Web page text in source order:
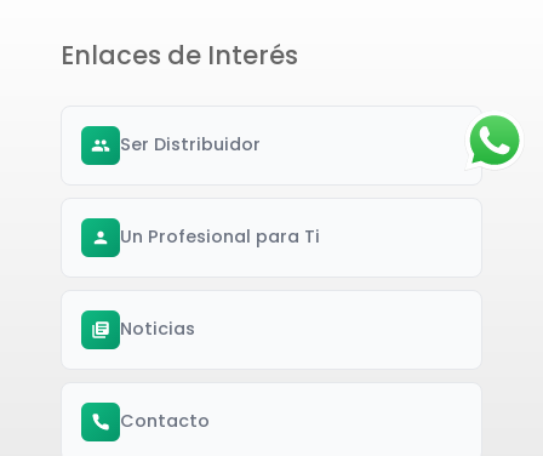
Enlaces de Interés
Ser Distribuidor
Un Profesional para Ti
Noticias
Contacto